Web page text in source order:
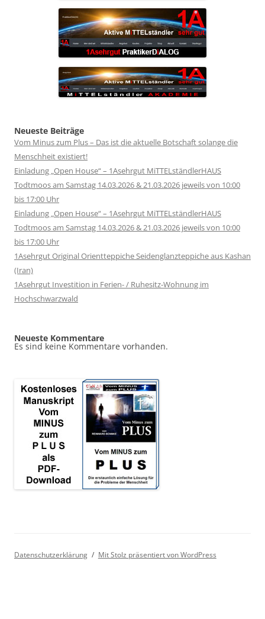
Neueste Beiträge
Vom Minus zum Plus – Das ist die aktuelle Botschaft solange die
Menschheit existiert!
Einladung „Open House“ – 1Asehrgut MiTTELständlerHAUS
Todtmoos am Samstag 14.03.2026 & 21.03.2026 jeweils von 10:00
bis 17:00 Uhr
Einladung „Open House“ – 1Asehrgut MiTTELständlerHAUS
Todtmoos am Samstag 14.03.2026 & 21.03.2026 jeweils von 10:00
bis 17:00 Uhr
1Asehrgut Original Orientteppiche Seidenglanzteppiche aus Kashan
(Iran)
1Asehrgut Investition in Ferien- / Ruhesitz-Wohnung im
Hochschwarzwald
Neueste Kommentare
Es sind keine Kommentare vorhanden.
Datenschutzerklärung Mit Stolz präsentiert von WordPress